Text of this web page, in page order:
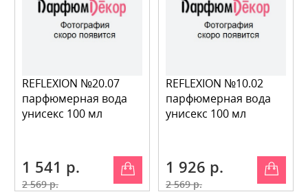
REFLEXION №20.07
парфюмерная вода
унисекс 100 мл
1 541 р.
2 569 р.
REFLEXION №10.02
парфюмерная вода
унисекс 100 мл
1 926 р.
2 569 р.